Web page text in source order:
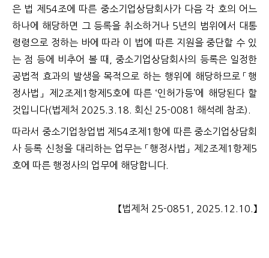
은 법 제54조에 따른 중소기업상담회사가 다음 각 호의 어느
하나에 해당하면 그 등록을 취소하거나 5년의 범위에서 대통
령령으로 정하는 바에 따라 이 법에 따른 지원을 중단할 수 있
는 점 등에 비추어 볼 때, 중소기업상담회사의 등록은 일정한
공법적 효과의 발생을 목적으로 하는 행위에 해당하므로 「행
정사법」 제2조제1항제5호에 따른 ‘인허가등’에 해당된다 할
것입니다(법제처 2025.3.18. 회신 25-0081 해석례 참조).
따라서 중소기업창업법 제54조제1항에 따른 중소기업상담회
사 등록 신청을 대리하는 업무는 「행정사법」 제2조제1항제5
호에 따른 행정사의 업무에 해당합니다.
【법제처 25-0851, 2025.12.10.】